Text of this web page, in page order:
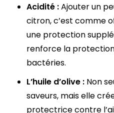
Acidité :Ajouter un
citron, c’est comme
une protection
renforce la
bactéries.
L’huile d’olive : Non
saveurs, mais elle
protectrice contre